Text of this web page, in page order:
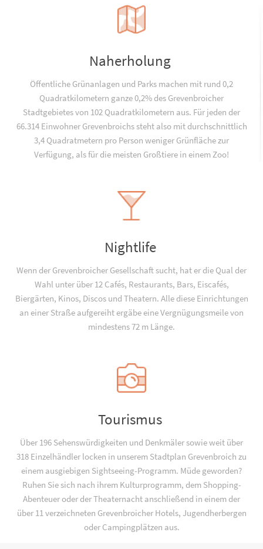
Naherholung
Öffentliche Grünanlagen und Parks machen mit rund 0,2
Quadratkilometern ganze 0,2% des Grevenbroicher
Stadtgebietes von 102 Quadratkilometern aus. Für jeden der
66.314 Einwohner Grevenbroichs steht also mit durchschnittlich
3,4 Quadratmetern pro Person weniger Grünfläche zur
Verfügung, als für die meisten Großtiere in einem Zoo!
Nightlife
Wenn der Grevenbroicher Gesellschaft sucht, hat er die Qual der
Wahl unter über 12 Cafés, Restaurants, Bars, Eiscafés,
Biergärten, Kinos, Discos und Theatern. Alle diese Einrichtungen
an einer Straße aufgereiht ergäbe eine Vergnügungsmeile von
mindestens 72 m Länge.
Tourismus
Über 196 Sehenswürdigkeiten und Denkmäler sowie weit über
318 Einzelhändler locken in unserem Stadtplan Grevenbroich zu
einem ausgiebigen Sightseeing-Programm. Müde geworden?
Ruhen Sie sich nach ihrem Kulturprogramm, dem Shopping-
Abenteuer oder der Theaternacht anschließend in einem der
über 11 verzeichneten Grevenbroicher Hotels, Jugend­­herbergen
oder Campingplätzen aus.